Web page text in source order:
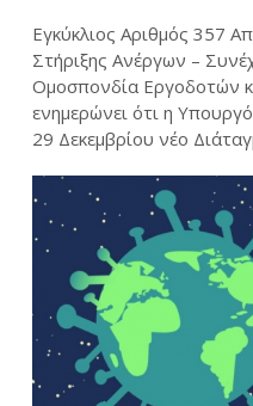
Εγκύκλιος Αριθμός 357
Στήριξης Ανέργων –
Ομοσπονδία Εργοδοτών
ενημερώνει ότι η
29 Δεκεμβρίου νέο